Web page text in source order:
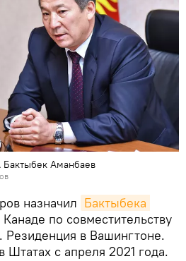
Аманбаев
назначил Бактыбека
по совместительству
в Вашингтоне.
Штатах с апреля 2021 года.